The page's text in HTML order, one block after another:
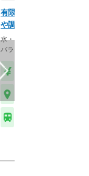
有限会社まみや調剤薬局
や調剤薬局 各務原店
水・日・祝お休み◎ワークラ
バランスもばっちりで…